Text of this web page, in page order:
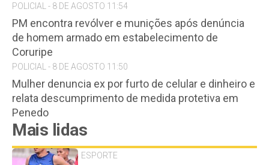
POLICIAL - 8 DE AGOSTO 11:54
PM encontra revólver e munições após denúncia
de homem armado em estabelecimento de
Coruripe
POLICIAL - 8 DE AGOSTO 11:50
Mulher denuncia ex por furto de celular e dinheiro e
relata descumprimento de medida protetiva em
Penedo
Mais lidas
ESPORTE